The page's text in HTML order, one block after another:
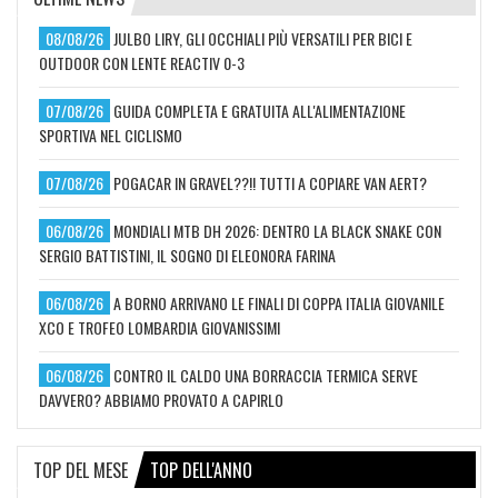
08/08/26 JULBO LIRY, GLI OCCHIALI PIÙ VERSATILI PER BICI E
OUTDOOR CON LENTE REACTIV 0-3
07/08/26 GUIDA COMPLETA E GRATUITA ALL'ALIMENTAZIONE
SPORTIVA NEL CICLISMO
07/08/26 POGACAR IN GRAVEL??!! TUTTI A COPIARE VAN AERT?
06/08/26 MONDIALI MTB DH 2026: DENTRO LA BLACK SNAKE CON
SERGIO BATTISTINI, IL SOGNO DI ELEONORA FARINA
06/08/26 A BORNO ARRIVANO LE FINALI DI COPPA ITALIA GIOVANILE
XCO E TROFEO LOMBARDIA GIOVANISSIMI
06/08/26 CONTRO IL CALDO UNA BORRACCIA TERMICA SERVE
DAVVERO? ABBIAMO PROVATO A CAPIRLO
TOP DEL MESE TOP DELL'ANNO